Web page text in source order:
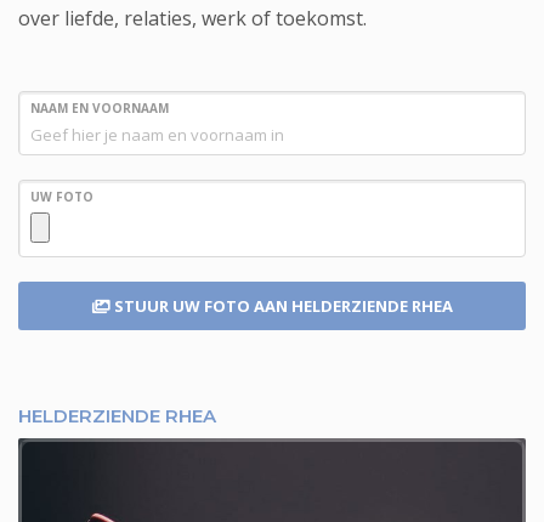
over liefde, relaties, werk of toekomst.
NAAM EN VOORNAAM
UW FOTO
STUUR UW FOTO AAN HELDERZIENDE RHEA
HELDERZIENDE RHEA